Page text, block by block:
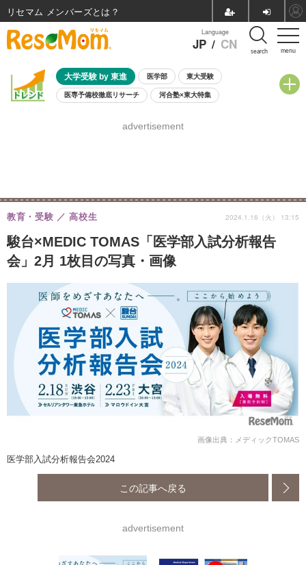
menu
Language
JP / CN search
大学受験 by 東進 医学部 東大受験
医専予備校徹底リサーチ 河合塾×東大特集
8月開催学校説明会・相談会
advertisement
駿台×MEDIC TOMAS「医学部入試分析報告
会」2月 1枚目の写真・画像
教育・受験 高校生 2024.1.16（火） 13:15
画像出典：メディックTOMAS
医学部入試分析報告会2024
この記事へ戻る
advertisement
リセマム メンバーズ